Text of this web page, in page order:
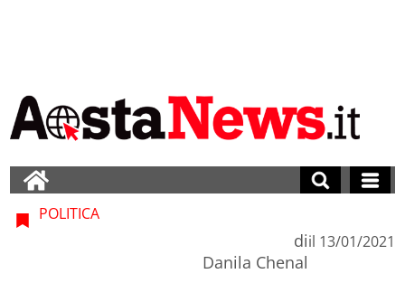
POLITICA
di
Danila Chenal
il 13/01/2021